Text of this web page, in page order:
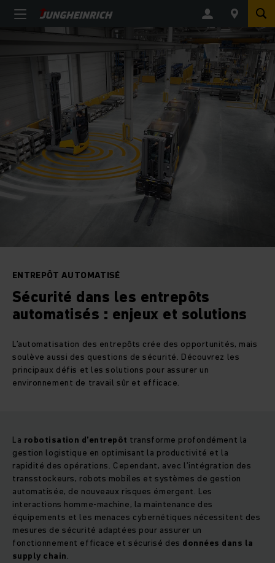
ENTREPÔT AUTOMATISÉ
Sécurité dans les entrepôts
automatisés : enjeux et solutions
L’automatisation des entrepôts crée des opportunités, mais
soulève aussi des questions de sécurité. Découvrez les
principaux défis et les solutions pour assurer un
environnement de travail sûr et efficace.
La robotisation d’entrepôt transforme profondément la
gestion logistique en optimisant la productivité et la
rapidité des opérations. Cependant, avec l’intégration des
transstockeurs, robots mobiles et systèmes de gestion
automatisée, de nouveaux risques émergent. Les
interactions homme-machine, la maintenance des
équipements et les menaces cybernétiques nécessitent des
mesures de sécurité adaptées pour assurer un
fonctionnement efficace et sécurisé des données dans la
supply chain.